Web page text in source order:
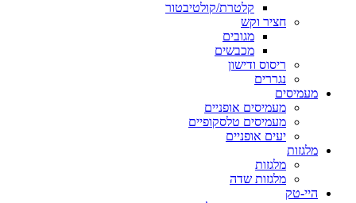
קלטרת/קולטיבטור
חציר וקש
מגובים
מכבשים
ריסוס ודישון
נגררים
מעמיסים
מעמיסים אופניים
מעמיסים טלסקופיים
יעים אופניים
מלגזות
מלגזות
מלגזות שדה
היי-טק